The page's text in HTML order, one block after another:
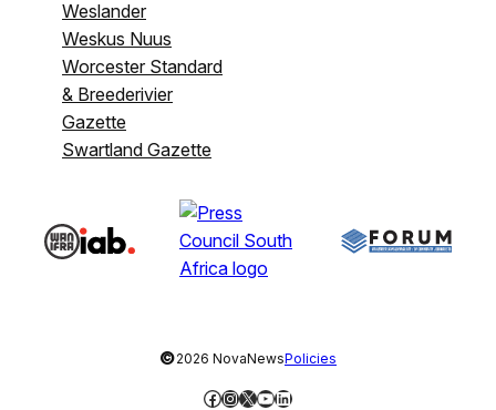
Weslander
Weskus Nuus
Worcester Standard
& Breederivier
Gazette
Swartland Gazette
©2026 NovaNewsPolicies
Facebook
Instagram
X YouTube
LinkedIn